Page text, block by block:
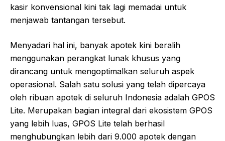
kasir konvensional kini tak lagi memadai untuk
menjawab tantangan tersebut.
Menyadari hal ini, banyak apotek kini beralih
menggunakan perangkat lunak khusus yang
dirancang untuk mengoptimalkan seluruh aspek
operasional. Salah satu solusi yang telah dipercaya
oleh ribuan apotek di seluruh Indonesia adalah GPOS
Lite. Merupakan bagian integral dari ekosistem GPOS
yang lebih luas, GPOS Lite telah berhasil
menghubungkan lebih dari 9.000 apotek dengan